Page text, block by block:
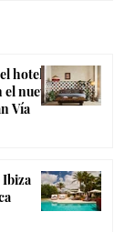
hotel
el nuevo
Vía
Ibiza